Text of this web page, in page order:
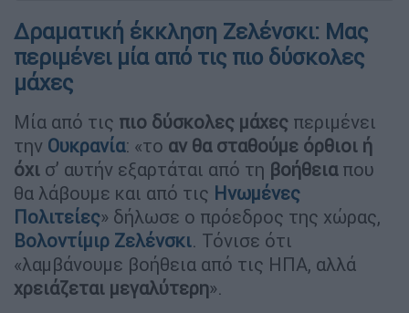
Δραματική έκκληση Ζελένσκι: Μας
περιμένει μία από τις πιο δύσκολες
μάχες
Μία από τις πιο δύσκολες μάχες περιμένει
την Ουκρανία: «το αν θα σταθούμε όρθιοι ή
όχι σ’ αυτήν εξαρτάται από τη βοήθειαπου
θα λάβουμε και από τις Ηνωμένες
Πολιτείες» δήλωσε ο πρόεδρος της χώρας,
Βολοντίμιρ Ζελένσκι. Τόνισε ότι
«λαμβάνουμε βοήθεια από τις ΗΠΑ, αλλά
χρειάζεται μεγαλύτερη».